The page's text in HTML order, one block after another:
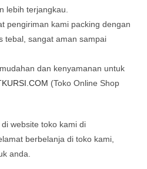
lebih terjangkau.
pengiriman kami packing dengan
tebal, sangat aman sampai
dan kenyamanan untuk
(Toko Online Shop
website toko kami di
berbelanja di toko kami,
anda.